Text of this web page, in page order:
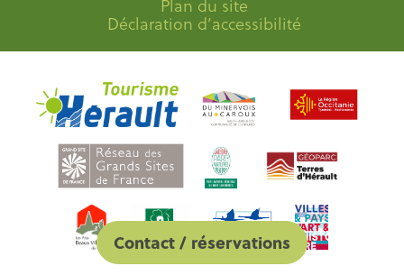
Contact / réservations
Plan du site
Déclaration d’accessibilité